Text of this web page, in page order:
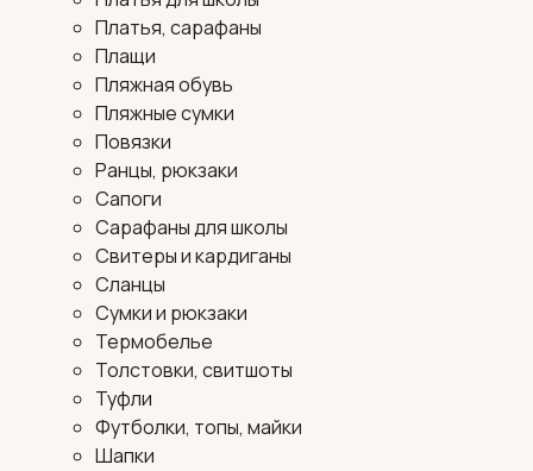
Платья, сарафаны
Плащи
Пляжная обувь
Пляжные сумки
Повязки
Ранцы, рюкзаки
Сапоги
Сарафаны для школы
Свитеры и кардиганы
Сланцы
Сумки и рюкзаки
Термобелье
Толстовки, свитшоты
Туфли
Футболки, топы, майки
Шапки